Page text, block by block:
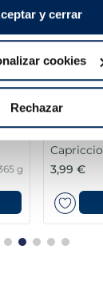
y cerrar
cookies
Rechazar
g
3,99 €